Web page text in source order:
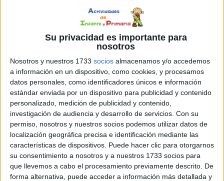
Su privacidad es importante para
nosotros
Nosotros y nuestros 1733 socios almacenamos y/o accedemos
a información en un dispositivo, como cookies, y procesamos
datos personales, como identificadores únicos e información
estándar enviada por un dispositivo para publicidad y contenido
personalizado, medición de publicidad y contenido,
investigación de audiencia y desarrollo de servicios. Con su
permiso, nosotros y nuestros socios podemos utilizar datos de
localización geográfica precisa e identificación mediante las
características de dispositivos. Puede hacer clic para otorgarnos
su consentimiento a nosotros y a nuestros 1733 socios para
que llevemos a cabo el procesamiento previamente descrito. De
forma alternativa, puede acceder a información más detallada y
colección de lecturas con una temática que encanta a los
alumnos y despierta su curiosidad! Este recurso reúne
una serie de textos breves para trabajar la comprensión
lectora, todos ellos con una idea muy original: descubrir
cómo se celebra Halloween en distintos países del
mundo. Cada lectura presenta las tradiciones y
costumbres propias […]